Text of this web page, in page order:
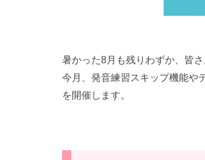
暑かった8月も残りわずか、皆
今月、発音練習スキップ機能や
を開催します。